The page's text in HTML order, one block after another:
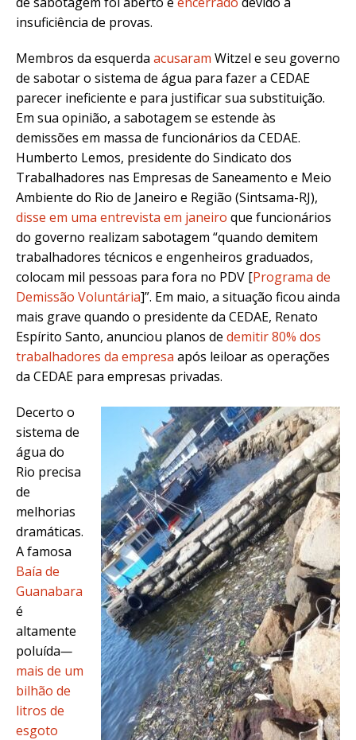
insuficiência de provas.
Membros da esquerda acusaram Witzel e seu governo
de sabotar o sistema de água para fazer a CEDAE
parecer ineficiente e para justificar sua substituição.
Em sua opinião, a sabotagem se estende às
demissões em massa de funcionários da CEDAE.
Humberto Lemos, presidente do Sindicato dos
Trabalhadores nas Empresas de Saneamento e Meio
Ambiente do Rio de Janeiro e Região (Sintsama-RJ),
disse em uma entrevista em janeiro que funcionários
do governo realizam sabotagem “quando demitem
trabalhadores técnicos e engenheiros graduados,
colocam mil pessoas para fora no PDV [Programa de
Demissão Voluntária]”. Em maio, a situação ficou ainda
mais grave quando o presidente da CEDAE, Renato
Espírito Santo, anunciou planos de demitir 80% dos
trabalhadores da empresa após leiloar as operações
da CEDAE para empresas privadas.
Decerto o
sistema de
água do
Rio precisa
de
melhorias
dramáticas.
A famosa
Baía de
Guanabara
é
altamente
poluída—
mais de um
bilhão de
litros de
esgoto